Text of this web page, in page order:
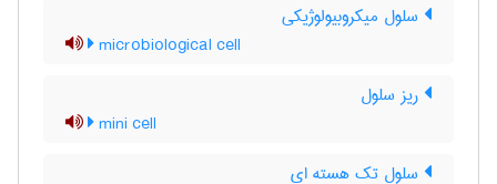
سلول میکروبیولوژیکی
microbiological cell
ریز سلول
mini cell
سلول تک هسته ای